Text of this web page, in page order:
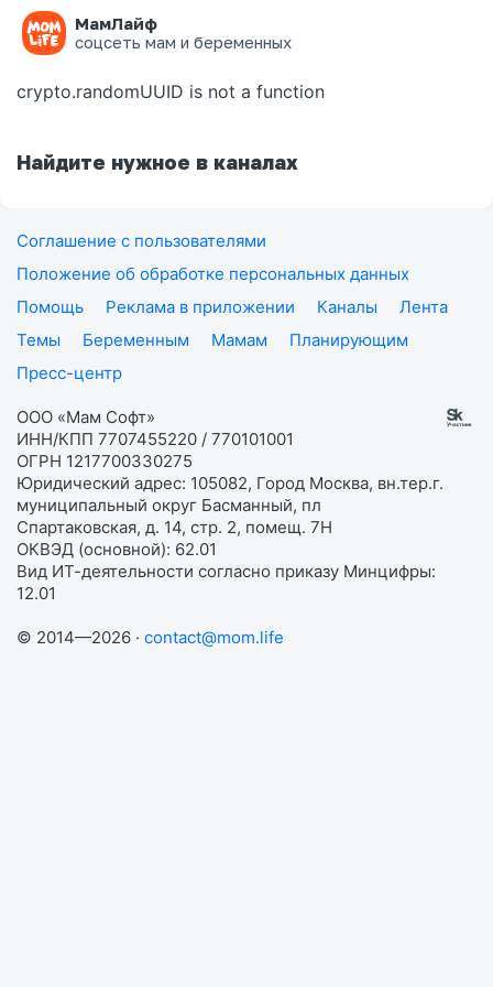
МамЛайф
соцсеть мам и беременных
Ошибка на странице
crypto.randomUUID is not a function
Найдите нужное в каналах
Соглашение с пользователями
Положение об обработке персональных данных
Помощь
Реклама в приложении Каналы
Лента
Темы
Беременным Мамам
Планирующим
Пресс-центр
ООО «Мам Софт»
ИНН/КПП 7707455220 / 770101001
ОГРН 1217700330275
Юридический адрес: 105082, Город Москва, вн.тер.г.
муниципальный округ Басманный, пл
Спартаковская, д. 14, стр. 2, помещ. 7Н
ОКВЭД (основной): 62.01
Вид ИТ-деятельности согласно приказу Минцифры:
12.01
© 2014—2026 · contact@mom.life